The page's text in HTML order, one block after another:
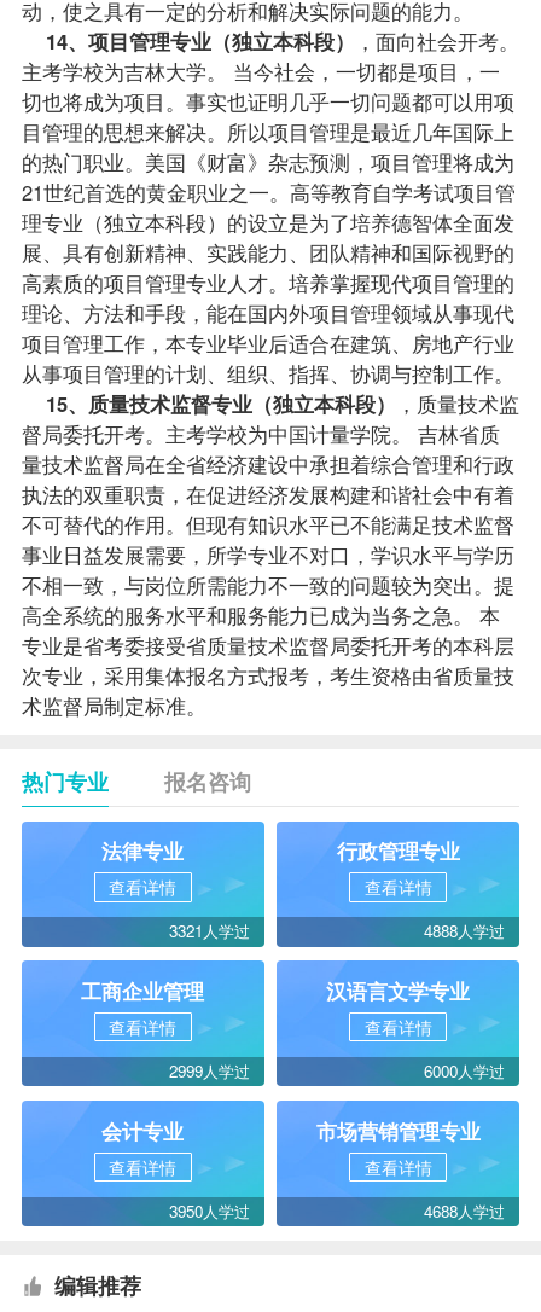
动，使之具有一定的分析和解决实际问题的能力。
14、项目管理专业（独立本科段）
，面向社会开考。
主考学校为吉林大学。 当今社会，一切都是项目，一
切也将成为项目。事实也证明几乎一切问题都可以用项
目管理的思想来解决。所以项目管理是最近几年国际上
的热门职业。美国《财富》杂志预测，项目管理将成为
21世纪首选的黄金职业之一。高等教育自学考试项目管
理专业（独立本科段）的设立是为了培养德智体全面发
展、具有创新精神、实践能力、团队精神和国际视野的
高素质的项目管理专业人才。培养掌握现代项目管理的
理论、方法和手段，能在国内外项目管理领域从事现代
项目管理工作，本专业毕业后适合在建筑、房地产行业
从事项目管理的计划、组织、指挥、协调与控制工作。
15、质量技术监督专业（独立本科段）
，质量技术监
督局委托开考。主考学校为中国计量学院。 吉林省质
量技术监督局在全省经济建设中承担着综合管理和行政
执法的双重职责，在促进经济发展构建和谐社会中有着
不可替代的作用。但现有知识水平已不能满足技术监督
事业日益发展需要，所学专业不对口，学识水平与学历
不相一致，与岗位所需能力不一致的问题较为突出。提
高全系统的服务水平和服务能力已成为当务之急。 本
专业是省考委接受省质量技术监督局委托开考的本科层
次专业，采用集体报名方式报考，考生资格由省质量技
术监督局制定标准。
热门专业 报名咨询
法律专业
查看详情
3321人学过
行政管理专业
查看详情
4888人学过
工商企业管理
查看详情
2999人学过
汉语言文学专业
查看详情
6000人学过
会计专业
查看详情
3950人学过
市场营销管理专业
查看详情
4688人学过
编辑推荐